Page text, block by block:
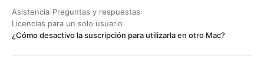
Asistencia›Preguntas y respuestas›
Licencias para un solo usuario›
¿Cómo desactivo la suscripción para utilizarla en otro Mac?